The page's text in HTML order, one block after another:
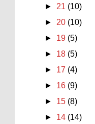
► 21 (10)
► 20 (10)
► 19 (5)
► 18 (5)
► 17 (4)
► 16 (9)
► 15 (8)
► 14 (14)